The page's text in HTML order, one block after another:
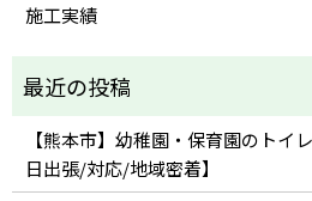
施工実績
【熊本市】幼稚園・保育園のトイ
日出張/対応/地域密着】